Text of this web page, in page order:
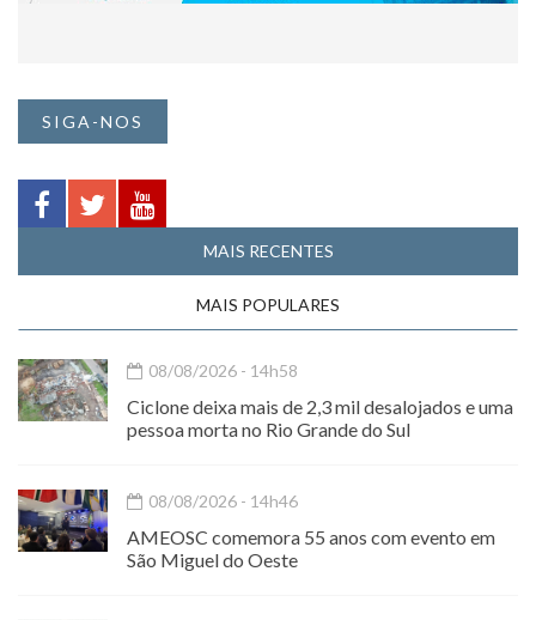
SIGA-NOS
MAIS RECENTES
MAIS POPULARES
08/08/2026 - 14h58
Ciclone deixa mais de 2,3 mil desalojados e uma
pessoa morta no Rio Grande do Sul
08/08/2026 - 14h46
AMEOSC comemora 55 anos com evento em
São Miguel do Oeste